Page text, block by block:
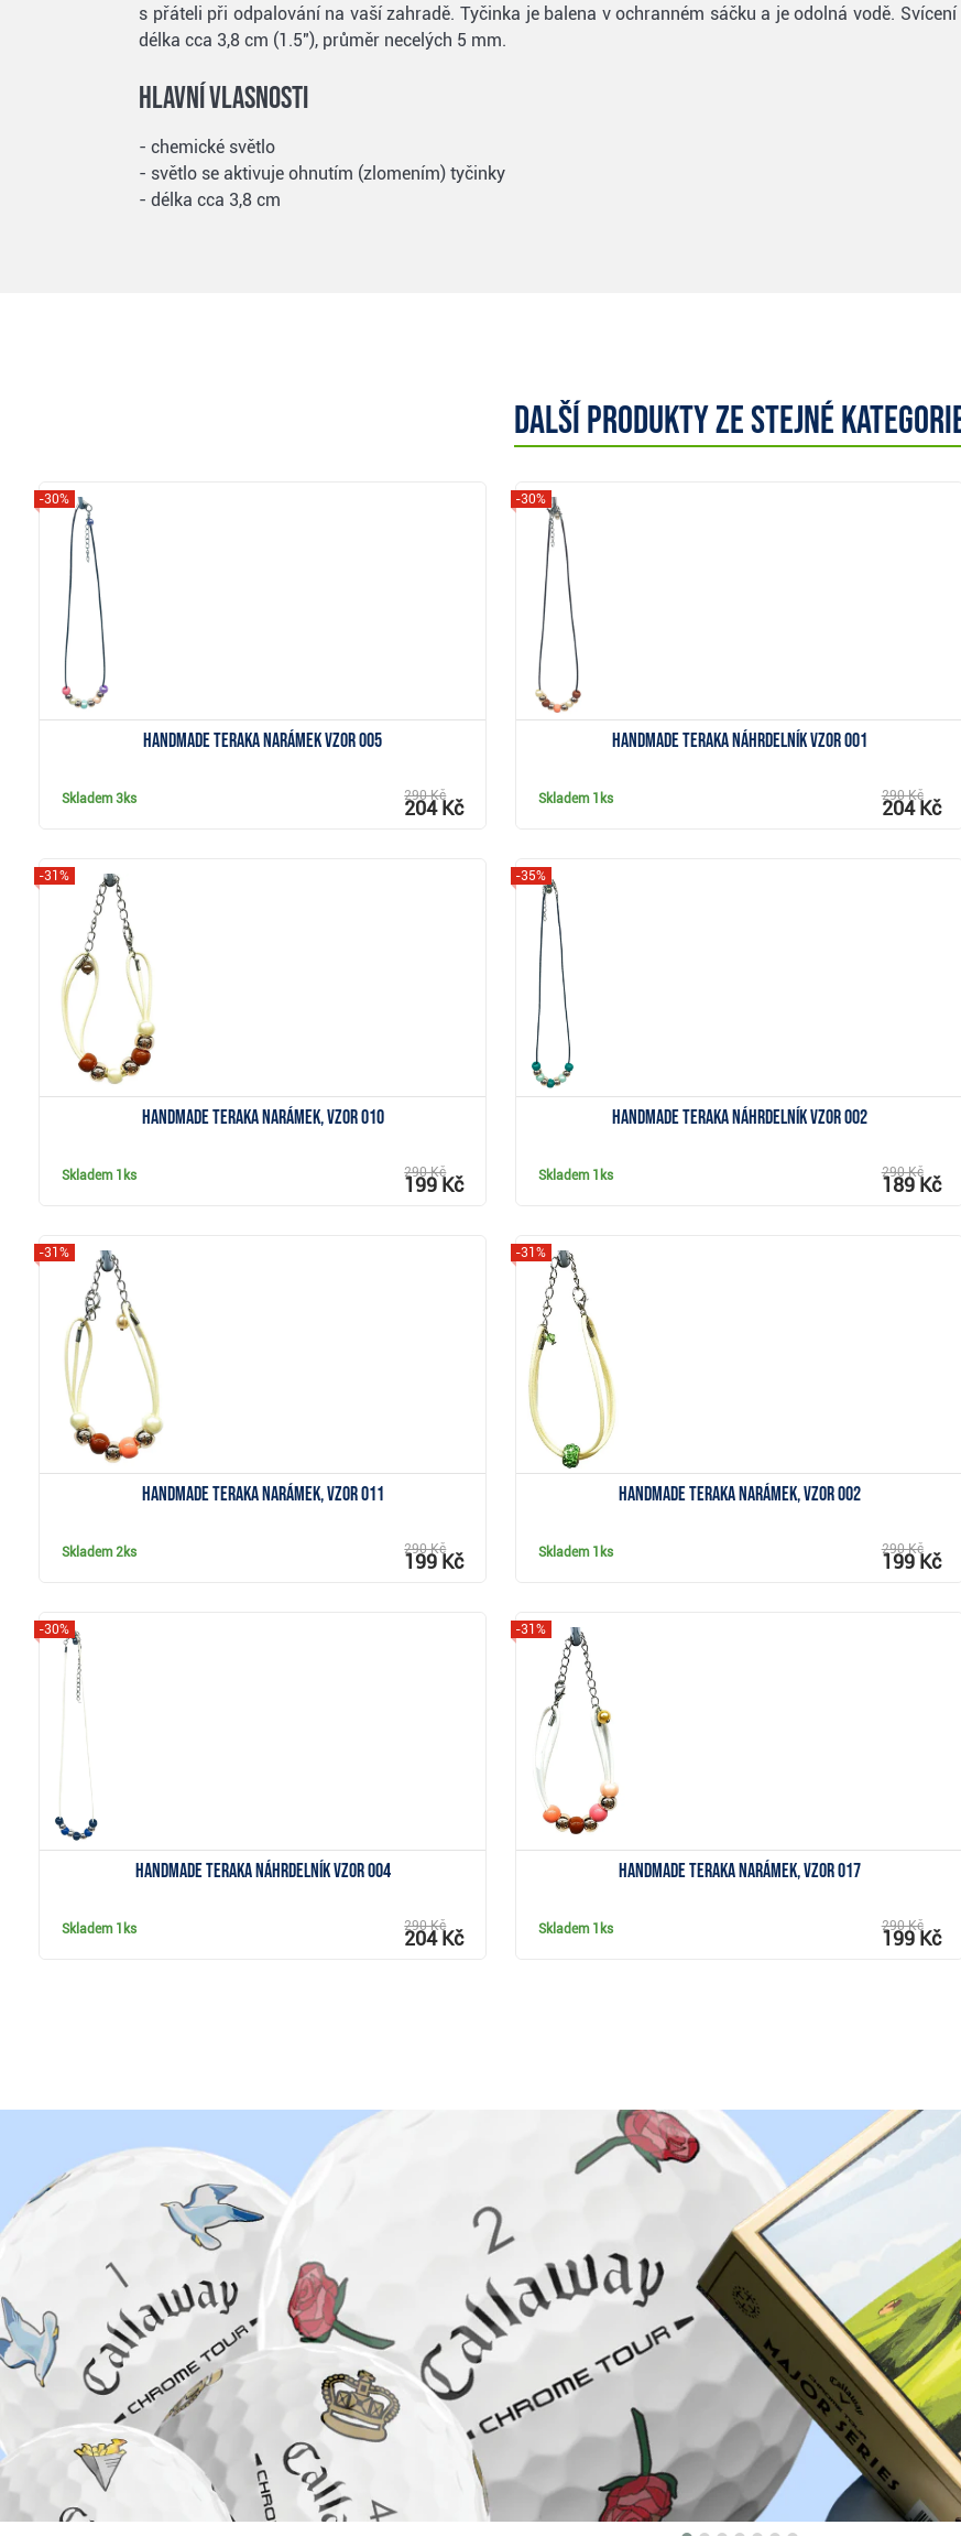
s přáteli při odpalování na vaší zahradě. Tyčinka je balena v ochranném sáčku a je odolná vodě.
délka cca 3,8 cm (1.5"), průměr necelých 5 mm.
Hlavní vlasnosti
- chemické světlo
- světlo se aktivuje ohnutím (zlomením) tyčinky
- délka cca 3,8 cm
Další produkty ze stejné
Handmade Teraka narámek vzor 005
-30%
Skladem3ks 290 Kč
204 Kč
Handmade Teraka náhrdelník vzor 001
-30%
Skladem 1ks 290 Kč
204 Kč
Handmade Teraka narámek, vzor 010
-31%
Skladem 1ks 290 Kč
199 Kč
Handmade Teraka náhrdelník vzor 002
-35%
Skladem 1ks 290 Kč
189 Kč
Handmade Teraka narámek, vzor 011
-31%
Skladem2ks 290 Kč
199 Kč
Handmade Teraka narámek, vzor 002
-31%
Skladem 1ks 290 Kč
199 Kč
Handmade Teraka náhrdelník vzor 004
-30%
Skladem 1ks 290 Kč
204 Kč
Handmade Teraka narámek, vzor 017
-31%
Skladem 1ks 290 Kč
199 Kč
Proč nakoupit u Golf pro všechny.cz?